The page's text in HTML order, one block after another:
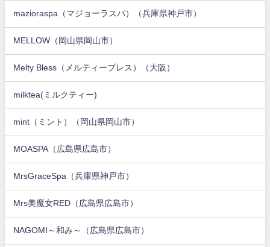
mazioraspa（マジョーラスパ）（兵庫県神戸市）
MELLOW（岡山県岡山市）
Melty Bless（メルティーブレス）（大阪）
milktea(ミルクティー)
mint（ミント）（岡山県岡山市）
MOASPA（広島県広島市）
MrsGraceSpa（兵庫県神戸市）
Mrs美魔女RED（広島県広島市）
NAGOMI～和み～（広島県広島市）